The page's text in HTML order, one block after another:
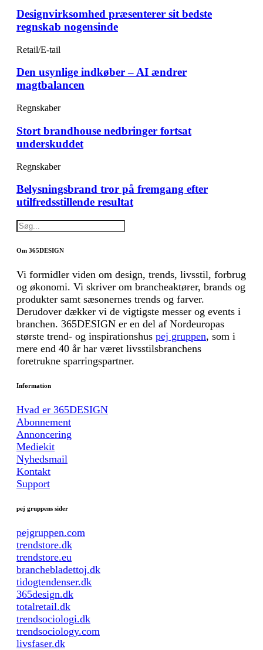
Designvirksomhed præsenterer sit bedste
regnskab nogensinde
Retail/E-tail
Den usynlige indkøber – AI ændrer
magtbalancen
Regnskaber
Stort brandhouse nedbringer fortsat
underskuddet
Regnskaber
Belysningsbrand tror på fremgang efter
utilfredsstillende resultat
Om 365DESIGN
Vi formidler viden om design, trends, livsstil, forbrug
og økonomi. Vi skriver om brancheaktører, brands og
produkter samt sæsonernes trends og farver.
Derudover dækker vi de vigtigste messer og events i
branchen. 365DESIGN er en del af Nordeuropas
største trend- og inspirationshus pej gruppen, som i
mere end 40 år har været livsstilsbranchens
foretrukne sparringspartner.
Information
Hvad er 365DESIGN
Abonnement
Annoncering
Mediekit
Nyhedsmail
Kontakt
Support
pej gruppens sider
pejgruppen.com
trendstore.dk
trendstore.eu
branchebladettoj.dk
tidogtendenser.dk
365design.dk
totalretail.dk
trendsociologi.dk
trendsociology.com
livsfaser.dk